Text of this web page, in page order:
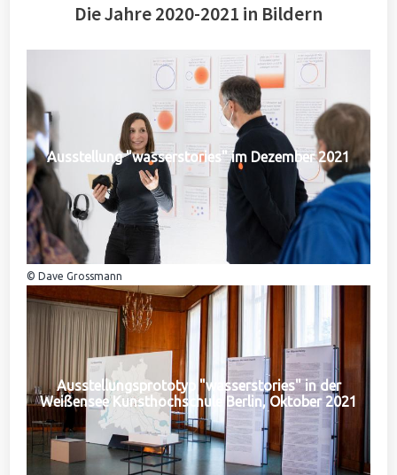
Die Jahre 2020-2021 in Bildern
Ausstellung "wasserstories" im Dezember 2021
© Dave Grossmann
Ausstellungsprototyp "wasserstories" in der
Weißensee Kunsthochschule Berlin, Oktober 2021